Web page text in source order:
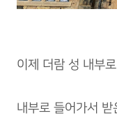
이제 더람 성 내부
내부로 들어가서